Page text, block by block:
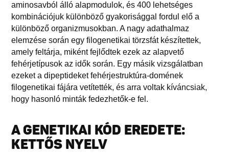
aminosavból álló alapmodulok, és 400 lehetséges
kombinációjuk különböző gyakorisággal fordul elő a
különböző organizmusokban. A nagy adathalmaz
elemzése során egy filogenetikai törzsfát készítettek,
amely feltárja, miként fejlődtek ezek az alapvető
fehérjetípusok az idők során. Egy másik vizsgálatban
ezeket a dipeptideket fehérjestruktúra-domének
filogenetikai fájára vetítették, és arra voltak kíváncsiak,
hogy hasonló minták fedezhetők-e fel.
A GENETIKAI KÓD EREDETE:
KETTŐS NYELV